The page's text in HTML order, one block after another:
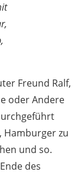
Freund Ralf,
oder Andere
Hamburger zu
und so.
des